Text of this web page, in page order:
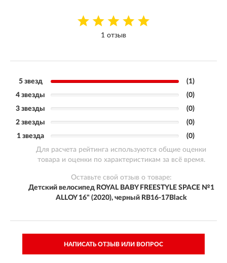
1 отзыв
5 звезд
(1)
4 звезды
(0)
3 звезды
(0)
2 звезды
(0)
1 звезда
(0)
Для расчета рейтинга используются общие оценки
товара и оценки по характеристикам за всё время.
Оставьте свой отзыв о товаре:
Детский велосипед ROYAL BABY FREESTYLE SPACE №1
ALLOY 16" (2020), черный RB16-17Black
НАПИСАТЬ ОТЗЫВ ИЛИ ВОПРОС